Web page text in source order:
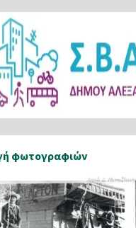
φωτογραφιών